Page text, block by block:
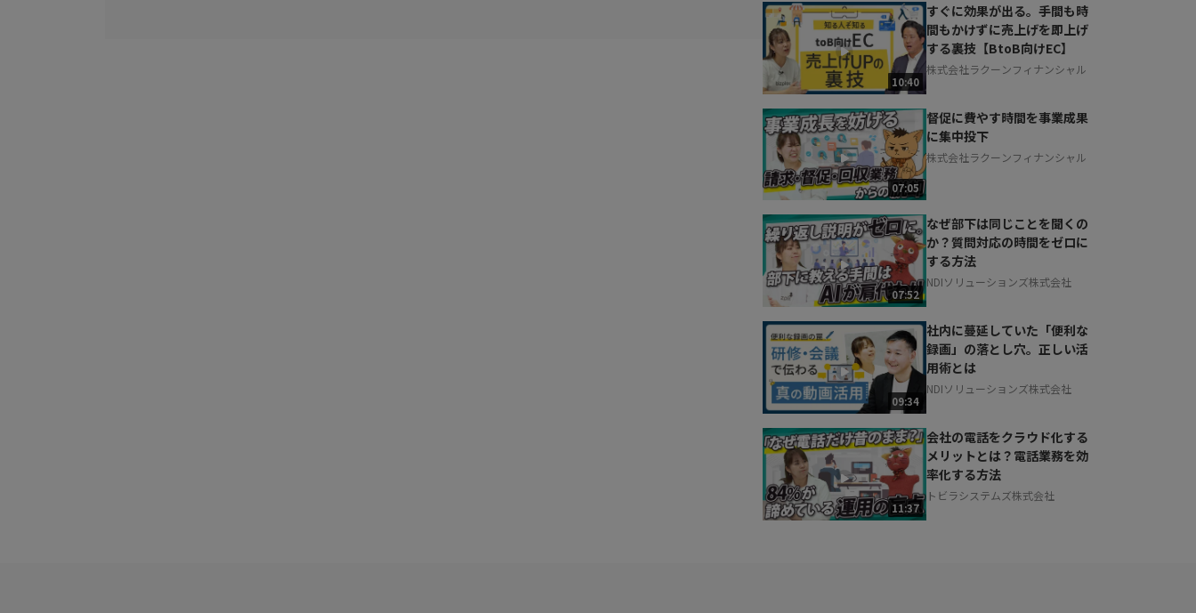
10:40
すぐに効果が出る。手間も時
間もかけずに売上げを即上げ
する裏技【BtoB向けEC】
株式会社ラクーンフィナンシャル
07:05
督促に費やす時間を事業成果
に集中投下
株式会社ラクーンフィナンシャル
07:52
なぜ部下は同じことを聞くの
か？質問対応の時間をゼロに
する方法
NDIソリューションズ株式会社
09:34
社内に蔓延していた「便利な
録画」の落とし穴。正しい活
用術とは
NDIソリューションズ株式会社
11:37
会社の電話をクラウド化する
メリットとは？電話業務を効
率化する方法
トビラシステムズ株式会社